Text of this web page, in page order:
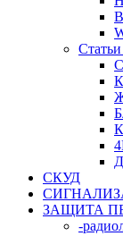
СКУД
ЗАЩИТА
-